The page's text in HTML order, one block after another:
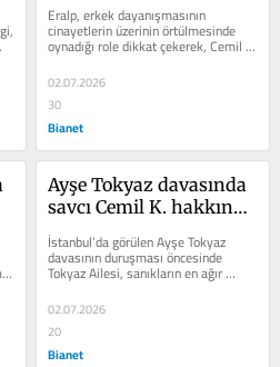
Eralp, erkek dayanışmasının
cinayetlerin üzerinin örtülmesinde
oynadığı role dikkat çekerek, Cemil
K.'nin daha önce Ejegül Ovezova...
02.07.2026
30
Bianet
Ayşe Tokyaz davasında
savcı Cemil K. hakkında
istedi
İstanbul’da görülen Ayşe Tokyaz
davasının duruşması öncesinde
Tokyaz Ailesi, sanıkların en ağır
şekilde cezalandırılmasını...
02.07.2026
20
Bianet